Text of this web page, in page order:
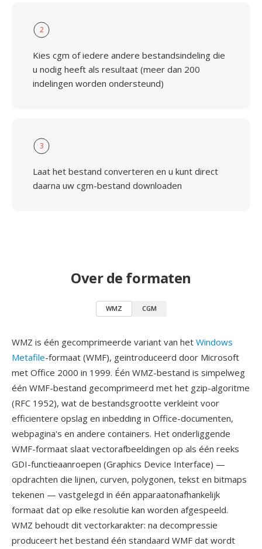
2
Kies cgm of iedere andere bestandsindeling die
u nodig heeft als resultaat (meer dan 200
indelingen worden ondersteund)
3
Laat het bestand converteren en u kunt direct
daarna uw cgm-bestand downloaden
Over de formaten
WMZ CGM
WMZ is één gecomprimeerde variant van het Windows
Metafile-formaat (WMF), geintroduceerd door Microsoft
met Office 2000 in 1999. Één WMZ-bestand is simpelweg
één WMF-bestand gecomprimeerd met het gzip-algoritme
(RFC 1952), wat de bestandsgrootte verkleint voor
efficientere opslag en inbedding in Office-documenten,
webpagina's en andere containers. Het onderliggende
WMF-formaat slaat vectorafbeeldingen op als één reeks
GDI-functieaanroepen (Graphics Device Interface) —
opdrachten die lijnen, curven, polygonen, tekst en bitmaps
tekenen — vastgelegd in één apparaatonafhankelijk
formaat dat op elke resolutie kan worden afgespeeld.
WMZ behoudt dit vectorkarakter: na decompressie
produceert het bestand één standaard WMF dat wordt